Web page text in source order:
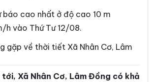
Xã Đắk song
Xã Đam Rông 1
Xã Đam Rông 3
Xã Di Linh
báo cao nhất ở độ cao 10 m
h vào Thứ Tư 12/08.
gặp về thời tiết Xã Nhân Cơ, Lâm
Xã Nhân Cơ, Lâm Đồng có khả